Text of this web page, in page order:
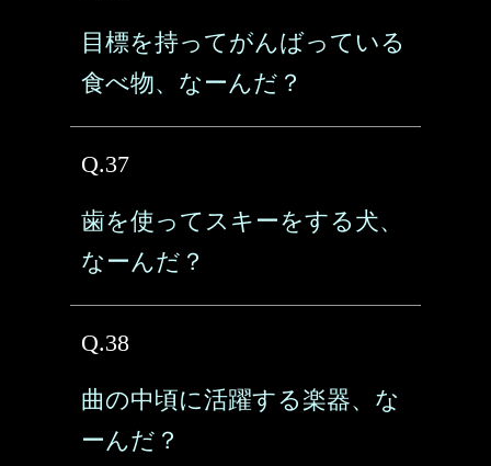
目標を持ってがんばっている
食べ物、なーんだ？
Q.37
歯を使ってスキーをする犬、
なーんだ？
Q.38
曲の中頃に活躍する楽器、な
ーんだ？